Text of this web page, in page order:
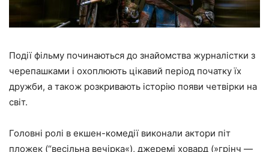
Події фільму починаються до знайомства журналістки з
черепашками і охоплюють цікавий період початку їх
дружби, а також розкривають історію появи четвірки на
світ.
Головні ролі в екшен-комедії виконали актори піт
пложек (“весільна вечірка«), джеремі ховард (»грінч —